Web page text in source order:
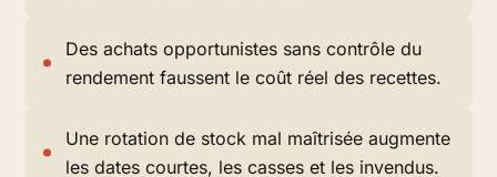
Des achats opportunistes sans contrôle du
rendement faussent le coût réel des recettes.
Une rotation de stock mal maîtrisée augmente
les dates courtes, les casses et les invendus.